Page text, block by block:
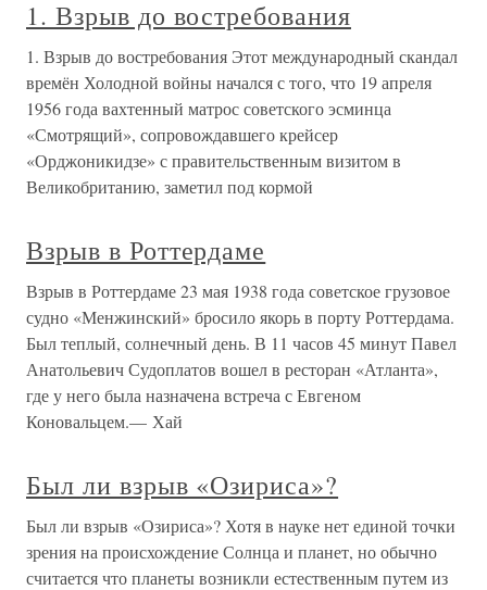
1. Взрыв до востребования
1. Взрыв до востребования Этот международный скандал
времён Холодной войны начался с того, что 19 апреля
1956 года вахтенный матрос советского эсминца
«Смотрящий», сопровождавшего крейсер
«Орджоникидзе» с правительственным визитом в
Великобританию, заметил под кормой
Взрыв в Роттердаме
Взрыв в Роттердаме 23 мая 1938 года советское грузовое
судно «Менжинский» бросило якорь в порту Роттердама.
Был теплый, солнечный день. В 11 часов 45 минут Павел
Анатольевич Судоплатов вошел в ресторан «Атланта»,
где у него была назначена встреча с Евгеном
Коновальцем.— Хай
Был ли взрыв «Озириса»?
Был ли взрыв «Озириса»? Хотя в науке нет единой точки
зрения на происхождение Солнца и планет, но обычно
считается что планеты возникли естественным путем из